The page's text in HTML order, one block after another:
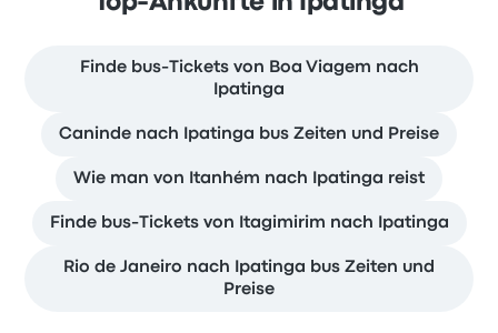
Finde bus-Tickets von Boa Viagem nach
Ipatinga
Caninde nach Ipatinga bus Zeiten und Preise
Wie man von Itanhém nach Ipatinga reist
Finde bus-Tickets von Itagimirim nach Ipatinga
Rio de Janeiro nach Ipatinga bus Zeiten und
Preise